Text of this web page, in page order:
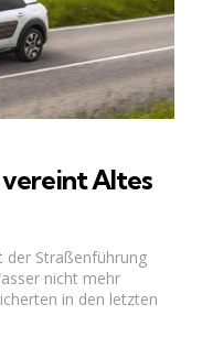
Altes
der Straßenführung
nicht mehr
in den letzten